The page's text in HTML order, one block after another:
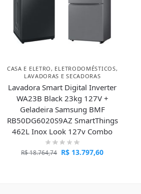
CASA E ELETRO , ELETRODOMÉSTICOS,
LAVADORAS E SECADORAS
Lavadora Smart Digital Inverter
WA23B Black 23kg 127V +
Geladeira Samsung BMF
RB50DG6020S9AZ SmartThings
462L Inox Look 127v Combo
R$18.764,74 R$ 13.797,60